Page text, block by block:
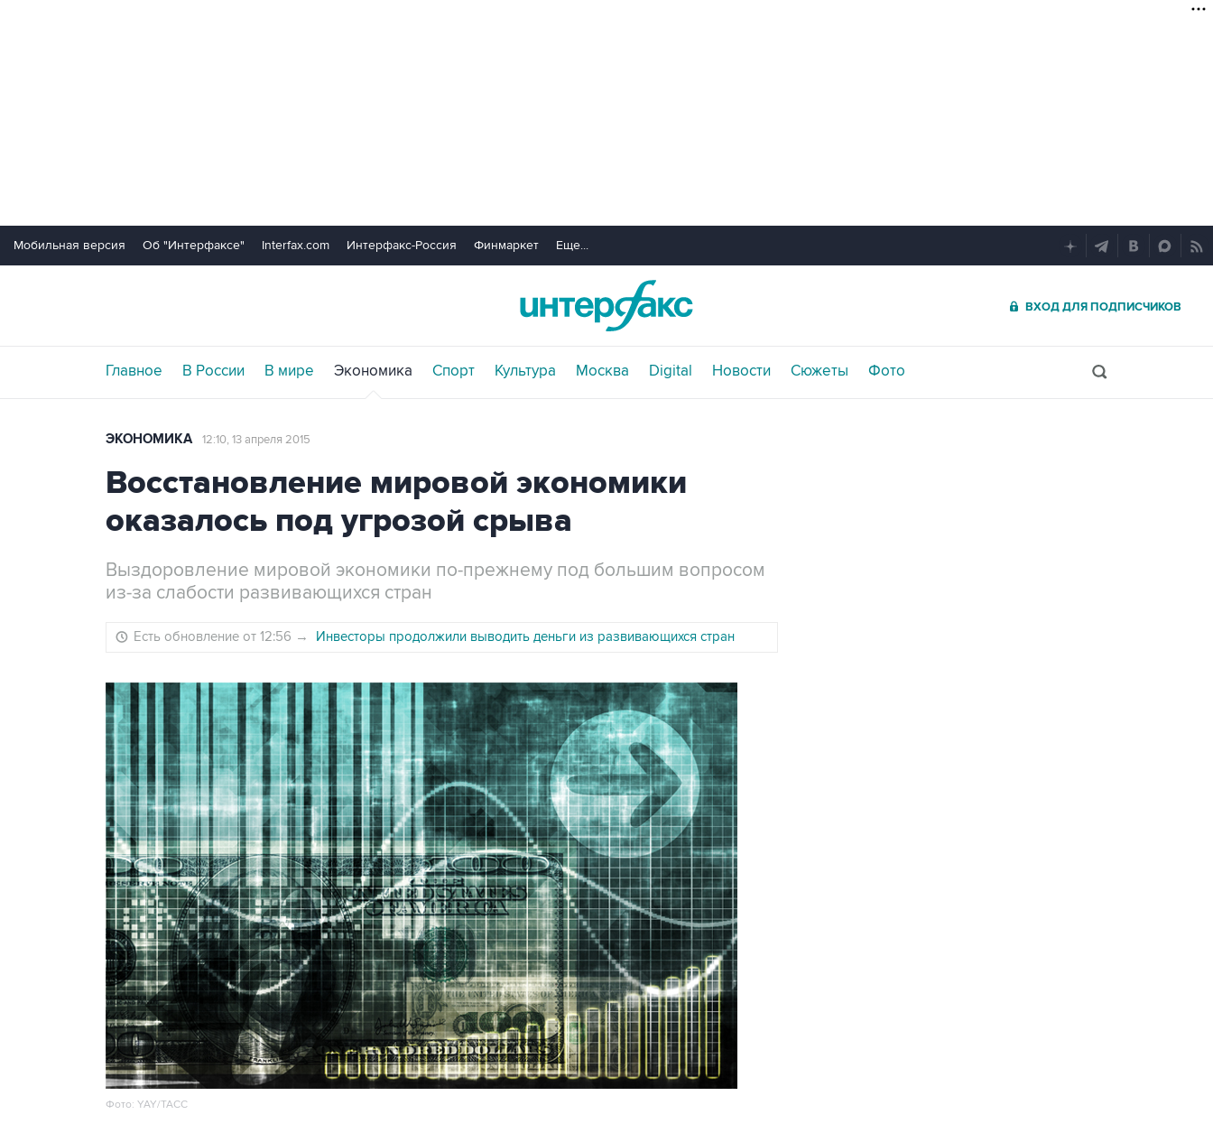
Мобильная версия Об "Интерфаксе" Interfax.com Интерфакс-Россия Финмаркет Еще...
ВХОД ДЛЯ ПОДПИСЧИКОВ
Главное В России В мире Экономика Спорт Культура Москва Digital Новости Сюжеты Фото
ЭКОНОМИКА 12:10, 13 апреля 2015
Восстановление мировой экономики
оказалось под угрозой срыва
Выздоровление мировой экономики по-прежнему под большим вопросом
из-за слабости развивающихся стран
Есть обновление от 12:56 → Инвесторы продолжили выводить деньги из развивающихся стран
Фото: YAY/ТАСС